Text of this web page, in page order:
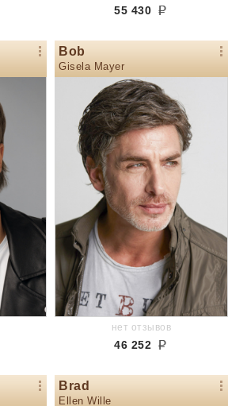
55 430
Bob
Gisela Mayer
нет отзывов
46 252
Brad
Ellen Wille